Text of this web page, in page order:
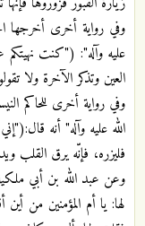
وفي رواية أخرى أخرجها
عليه وآله": ("كنت نهيتكم
العين وتذكر الآخرة ولا
وفي رواية أخرى للحاكم
الله عليه وآله" أنه
فليزره، فإنّه يرق القلب
وعن عبد الله بن أبي
لها: يا أم المؤمنين من